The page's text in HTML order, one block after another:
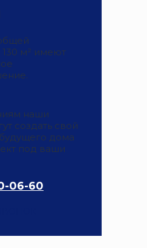
м² имеют
наши
создать свой
дома
под ваши
06-60